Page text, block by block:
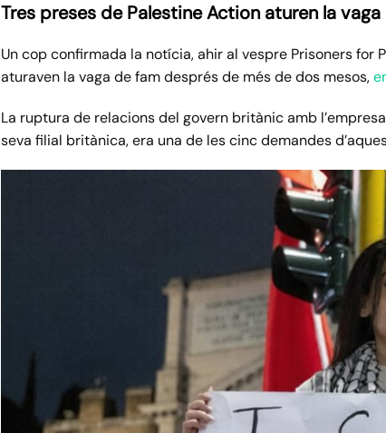
Tres preses de Palestine Action aturen la
Un cop confirmada la notícia, ahir al vespre Prisoners for
aturaven la vaga de fam després de més de dos mesos,
La ruptura de relacions del govern britànic amb
seva filial britànica, era una de les cinc demandes